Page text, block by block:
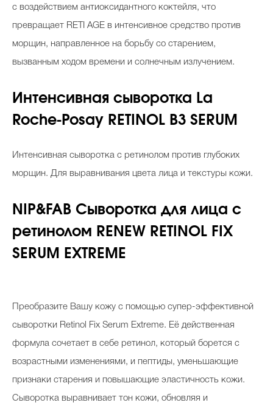
с воздействием антиоксидантного коктейля, что
превращает RETI AGE в интенсивное средство против
морщин, направленное на борьбу со старением,
вызванным ходом времени и солнечным излучением.
Интенсивная сыворотка La
Roche-Posay RETINOL B3 SERUM
Интенсивная сыворотка с ретинолом против глубоких
морщин. Для выравнивания цвета лица и текстуры кожи.
NIP&FAB Сыворотка для лица с
ретинолом RENEW RETINOL FIX
SERUM EXTREME
Преобразите Вашу кожу с помощью супер-эффективной
сыворотки Retinol Fix Serum Extreme. Её действенная
формула сочетает в себе ретинол, который борется с
возрастными изменениями, и пептиды, уменьшающие
признаки старения и повышающие эластичность кожи.
Сыворотка выравнивает тон кожи, обновляя и